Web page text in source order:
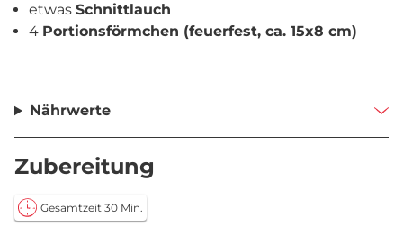
etwas Schnittlauch
4 Portionsförmchen (feuerfest, ca. 15x8 cm)
Nährwerte
Zubereitung
Gesamtzeit 30 Min.